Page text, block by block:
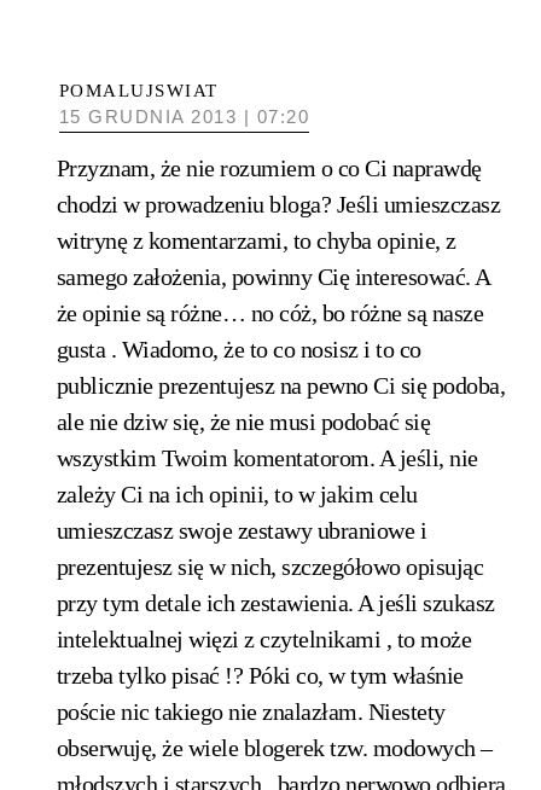
POMALUJSWIAT
15 GRUDNIA 2013 | 07:20
Przyznam, że nie rozumiem o co Ci naprawdę
chodzi w prowadzeniu bloga? Jeśli umieszczasz
witrynę z komentarzami, to chyba opinie, z
samego założenia, powinny Cię interesować. A
że opinie są różne… no cóż, bo różne są nasze
gusta . Wiadomo, że to co nosisz i to co
publicznie prezentujesz na pewno Ci się podoba,
ale nie dziw się, że nie musi podobać się
wszystkim Twoim komentatorom. A jeśli, nie
zależy Ci na ich opinii, to w jakim celu
umieszczasz swoje zestawy ubraniowe i
prezentujesz się w nich, szczegółowo opisując
przy tym detale ich zestawienia. A jeśli szukasz
intelektualnej więzi z czytelnikami , to może
trzeba tylko pisać !? Póki co, w tym właśnie
poście nic takiego nie znalazłam. Niestety
obserwuję, że wiele blogerek tzw. modowych –
młodszych i starszych , bardzo nerwowo odbiera